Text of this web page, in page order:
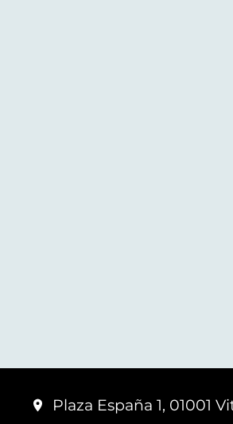
Plaza España 1, 01001